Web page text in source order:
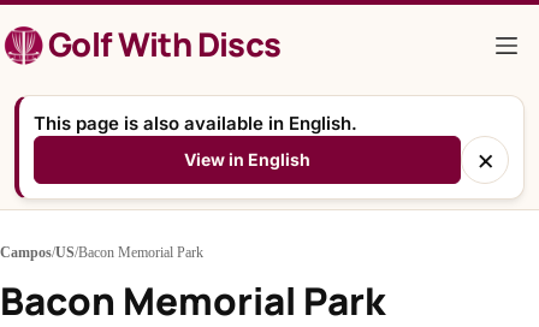
al
contenidoGolf With Discs
This page is also available in English.
View in English ×
Campos/US/Bacon Memorial Park
Bacon Memorial Park